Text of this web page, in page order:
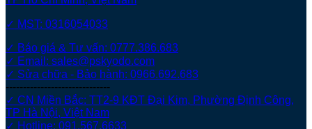
✓ MST: 0316054033
✓ Báo giá & Tư vấn: 0777.386.683
✓ Email: sales@pskyodo.com
✓ Sửa chữa - Bảo hành: 0966.692.683
------------------------------
✓ CN Miền Bắc: TT2-9 KĐT Đại Kim, Phường Định Công,
TP Hà Nội, Việt Nam
✓ Hotline: 091.567.6633